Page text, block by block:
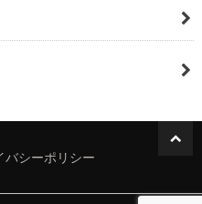
バシーポリシー